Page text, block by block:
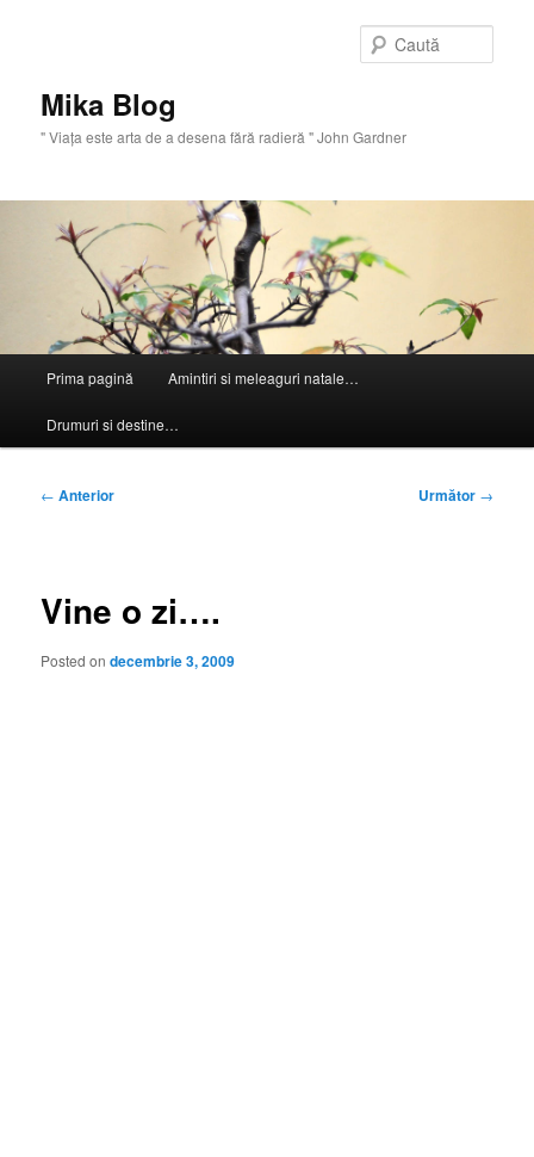
Mika Blog
" Viaţa este arta de a desena fără radieră " John Gardner
principal
Prima pagină Amintiri si meleaguri natale…
Drumuri si destine…
Navigare
← Anterior Următor →
Vine o zi….
Posted ondecembrie 3, 2009